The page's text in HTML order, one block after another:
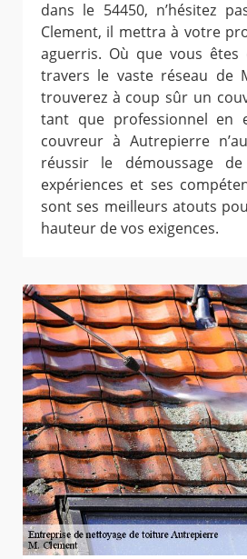
dans le 54450, n’hésitez
Clement, il mettra à votre
aguerris. Où que vous êtes
travers le vaste réseau de
trouverez à coup sûr un
tant que professionnel en
couvreur à Autrepierre
réussir le démoussage
expériences et ses
sont ses meilleurs atouts
hauteur de vos exigences.